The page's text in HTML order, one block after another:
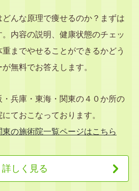
んな原理で痩せるのか？まずは
内容の説明、健康状態のチェッ
までやせることができるかどう
無料でお答えします。
兵庫・東海・関東の４０か所の
ておこなっております。
の施術院一覧ページはこちら
詳しく見る